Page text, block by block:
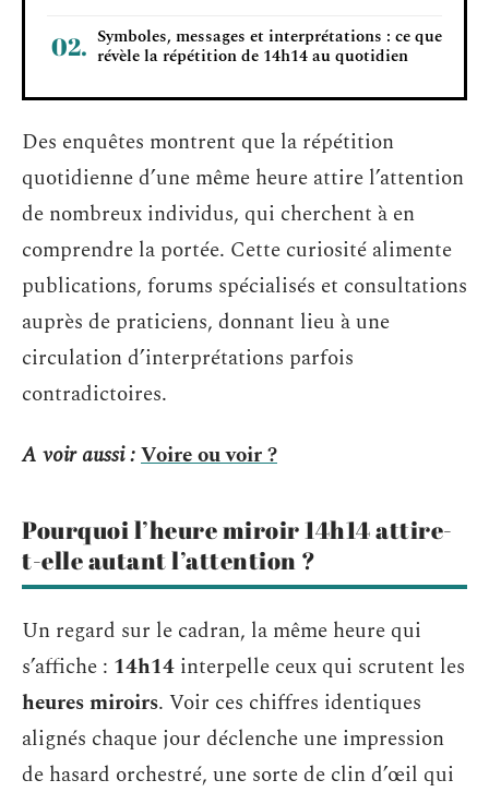
Symboles, messages et interprétations : ce que
révèle la répétition de 14h14 au quotidien
Des enquêtes montrent que la répétition
quotidienne d’une même heure attire l’attention
de nombreux individus, qui cherchent à en
comprendre la portée. Cette curiosité alimente
publications, forums spécialisés et consultations
auprès de praticiens, donnant lieu à une
circulation d’interprétations parfois
contradictoires.
A voir aussi :Voire ou voir ?
Pourquoi l’heure miroir 14h14 attire-
t-elle autant l’attention ?
Un regard sur le cadran, la même heure qui
s’affiche : 14h14 interpelle ceux qui scrutent les
heures miroirs. Voir ces chiffres identiques
alignés chaque jour déclenche une impression
de hasard orchestré, une sorte de clin d’œil qui